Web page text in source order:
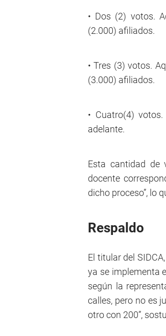
• Dos (2) votos.
(2.000) afiliados.
• Tres (3) votos.
(3.000) afiliados.
• Cuatro(4)
adelante.
Esta cantidad de
docente
dicho proceso”, lo
Respaldo
El titular del
ya se implementa
según la
calles, pero no es
otro con 200”,